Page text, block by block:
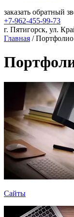
заказать обратный
+7-962-455-99-73
г. Пятигорск, ул.
Главная / Портфолио
Сайты